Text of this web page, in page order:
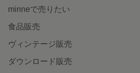
minneで売りたい
食品販売
ヴィンテージ販売
ダウンロード販売